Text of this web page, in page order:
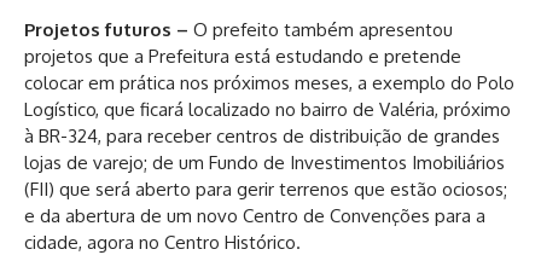
Projetos futuros – O prefeito também apresentou
projetos que a Prefeitura está estudando e pretende
colocar em prática nos próximos meses, a exemplo do Polo
Logístico, que ficará localizado no bairro de Valéria, próximo
à BR-324, para receber centros de distribuição de grandes
lojas de varejo; de um Fundo de Investimentos Imobiliários
(FII) que será aberto para gerir terrenos que estão ociosos;
e da abertura de um novo Centro de Convenções para a
cidade, agora no Centro Histórico.